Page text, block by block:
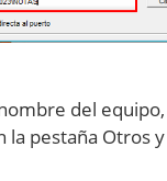
del
la pestaña Otros